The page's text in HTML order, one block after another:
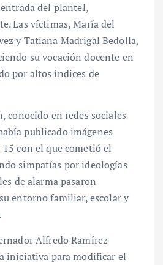
del plantel,
Las víctimas, María del
y Tatiana Madrigal Bedolla,
su vocación docente en
por altos índices de
conocido en redes sociales
publicado imágenes
con el que cometió el
simpatías por ideologías
de alarma pasaron
entorno familiar, escolar y
Alfredo Ramírez
iniciativa para modificar el